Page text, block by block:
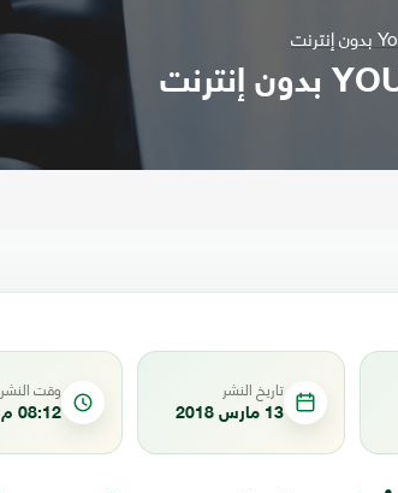
تاريخ النشر
13 مارس 2018
وقت النشر
08:12 م